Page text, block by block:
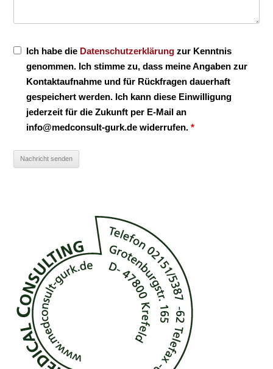
Ich habe die Datenschutzerklärung zur Kenntnis
genommen. Ich stimme zu, dass meine Angaben zur
Kontaktaufnahme und für Rückfragen dauerhaft
gespeichert werden. Ich kann diese Einwilligung
jederzeit für die Zukunft per E-Mail an
info@medconsult-gurk.de widerrufen.*